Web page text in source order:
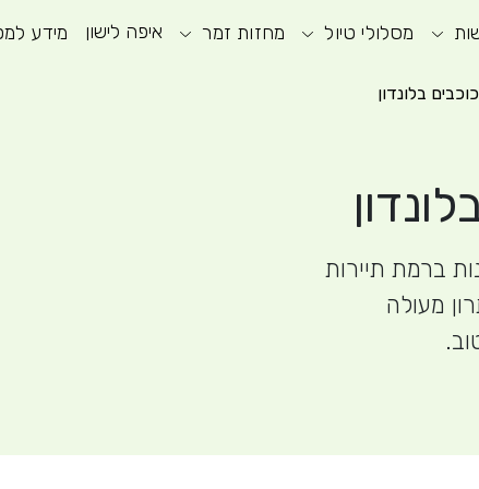
מסלולי טיול מחזות זמר איפה לישון מידע
למעלה מ- 150 מלונות ברמת תיירות
מעולה
חיפוש תפריט ראשי תפריט